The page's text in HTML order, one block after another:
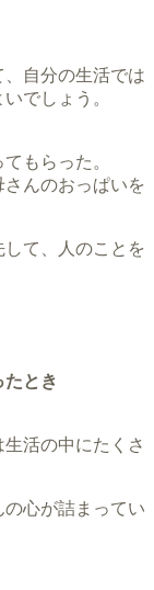
自分の生活では
でしょう。
もらった。
んのおっぱいを
て、人のことを
たとき
活の中にたくさ
心が詰まってい